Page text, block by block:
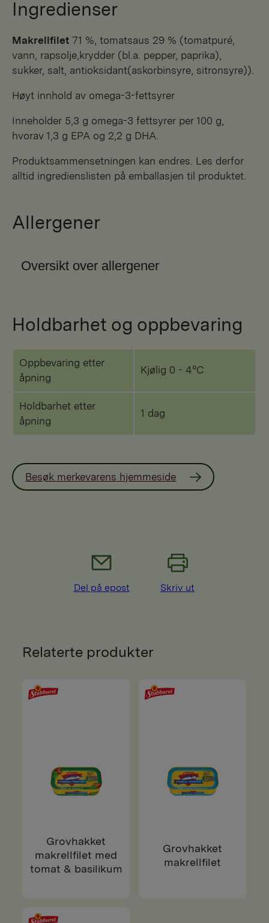
Ingredienser
makrellfilet71 %, tomatsaus 29 % (tomatpuré,
vann, rapsolje,krydder (bl.a. pepper, paprika),
sukker, salt, antioksidant(askorbinsyre, sitronsyre)).
Høyt innhold av omega-3-fettsyrer
Inneholder 5,3 g omega-3 fettsyrer per 100 g,
hvorav 1,3 g EPA og 2,2 g DHA.
Produktsammensetningen kan endres. Les derfor
alltid ingredienslisten på emballasjen til produktet.
Allergener
Oversikt over allergener
Holdbarhet og oppbevaring
Oppbevaring etter
åpning
Kjølig 0 - 4°C
Holdbarhet etter
åpning
1 dag
Besøk merkevarens hjemmeside
Del på epost Skriv ut
Relaterte produkter
Grovhakket
makrellfilet med
tomat & basilikum
Grovhakket
makrellfilet